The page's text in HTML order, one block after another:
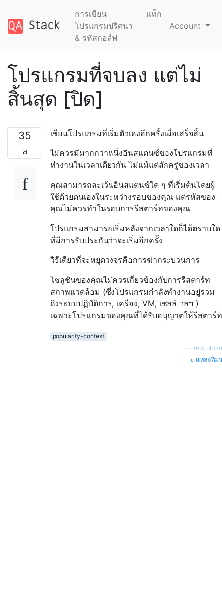
การเขียน
โปรแกรมปริศนา
& รหัสกอล์ฟ
แท็ก
Account
โปรแกรมที่จบลง แต่ไม่
สิ้นสุด [ปิด]
35
เขียนโปรแกรมที่เริ่มตัวเองอีกครั้งเมื่อเสร็จสิ้น
ไม่ควรมีมากกว่าหนึ่งอินสแตนซ์ของโปรแกรมที่
ทำงานในเวลาเดียวกัน ไม่แม้แต่สักครู่ของเวลา
คุณสามารถละเว้นอินสแตนซ์ใด ๆ ที่เริ่มต้นโดยผู้
ใช้ด้วยตนเองในระหว่างรอบของคุณ แต่รหัสของ
คุณไม่ควรทำในรอบการรีสตาร์ทของคุณ
โปรแกรมสามารถเริ่มหลังจากเวลาใดก็ได้ตราบใด
ที่มีการรับประกันว่าจะเริ่มอีกครั้ง
วิธีเดียวที่จะหยุดวงจรคือการฆ่ากระบวนการ
โซลูชันของคุณไม่ควรเกี่ยวข้องกับการรีสตาร์ท
สภาพแวดล้อม (ซึ่งโปรแกรมกำลังทำงานอยู่รวม
ถึงระบบปฏิบัติการ, เครื่อง, VM, เชลล์ ฯลฯ )
เฉพาะโปรแกรมของคุณที่ได้รับอนุญาตให้รีสตาร์ท
popularity-contest
microbian
แหล่งที่มา